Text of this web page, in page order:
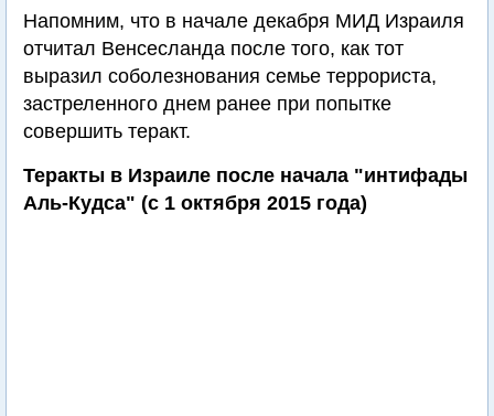
Напомним, что в начале декабря МИД Израиля
отчитал Венсесланда после того, как тот
выразил соболезнования семье террориста,
застреленного днем ранее при попытке
совершить теракт.
Теракты в Израиле после начала "интифады
Аль-Кудса" (с 1 октября 2015 года)